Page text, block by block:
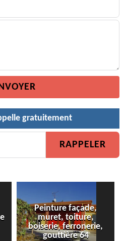
gratuitement
Peinture façade,
muret, toiture,
boiserie, ferronerie,
gouttière 64